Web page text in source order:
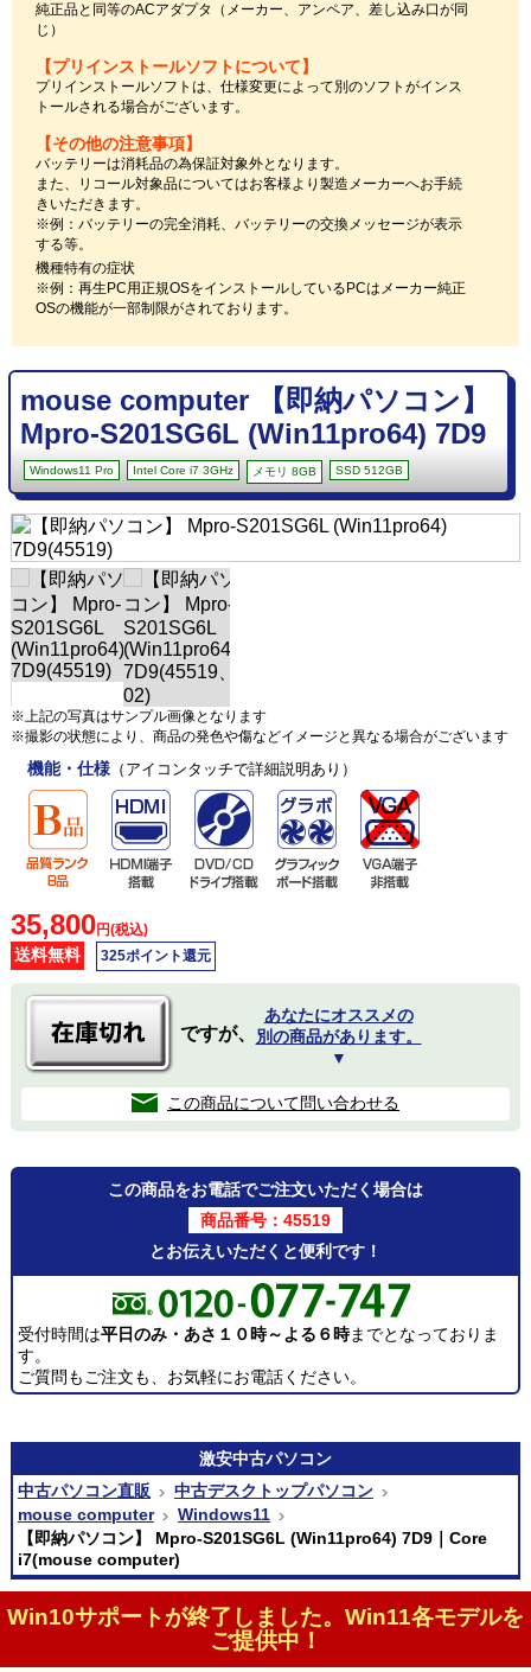
純正品と同等のACアダプタ（メーカー、アンペア、差し込み口が同
じ）
【プリインストールソフトについて】
プリインストールソフトは、仕様変更によって別のソフトがインス
トールされる場合がございます。
【その他の注意事項】
バッテリーは消耗品の為保証対象外となります。
また、リコール対象品についてはお客様より製造メーカーへお手続
きいただきます。
※例：バッテリーの完全消耗、バッテリーの交換メッセージが表示
する等。
機種特有の症状
※例：再生PC用正規OSをインストールしているPCはメーカー純正
OSの機能が一部制限がされております。
mouse computer 【即納パソコン】
Mpro-S201SG6L (Win11pro64) 7D9
Windows11 Pro Intel Core i7 3GHz メモリ 8GB SSD 512GB
※上記の写真はサンプル画像となります
※撮影の状態により、商品の発色や傷などイメージと異なる場合がございます
機能・仕様（アイコンタッチで詳細説明あり）
35,800円(税込)
送料無料 325ポイント還元
ですが、
あなたにオススメの
別の商品があります。
▼
この商品について問い合わせる
この商品をお電話でご注文いただく場合は
商品番号：45519
とお伝えいただくと便利です！
受付時間は平日のみ・あさ１０時～よる６時までとなっておりま
す。
ご質問もご注文も、お気軽にお電話ください。
激安中古パソコン
中古パソコン直販
中古デスクトップパソコン
mouse computer
Windows11
【即納パソコン】 Mpro-S201SG6L (Win11pro64) 7D9｜Core
i7(mouse computer)
Win10サポートが終了しました。Win11各モデルを
ご提供中！